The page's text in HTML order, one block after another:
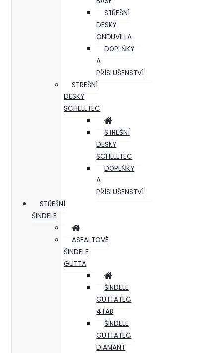
STŘEŠNÍ
DESKY
ONDUVILLA
DOPLŇKY
A
PŘÍSLUŠENSTVÍ
STREŠNÍ
DESKY
SCHELLTEC
STREŠNÍ
DESKY
SCHELLTEC
DOPLŇKY
A
PŘÍSLUŠENSTVÍ
STŘEŠNÍ
ŠINDELE
ASFALTOVÉ
ŠINDELE
GUTTA
ŠINDELE
GUTTATEC
4TAB
ŠINDELE
GUTTATEC
DIAMANT